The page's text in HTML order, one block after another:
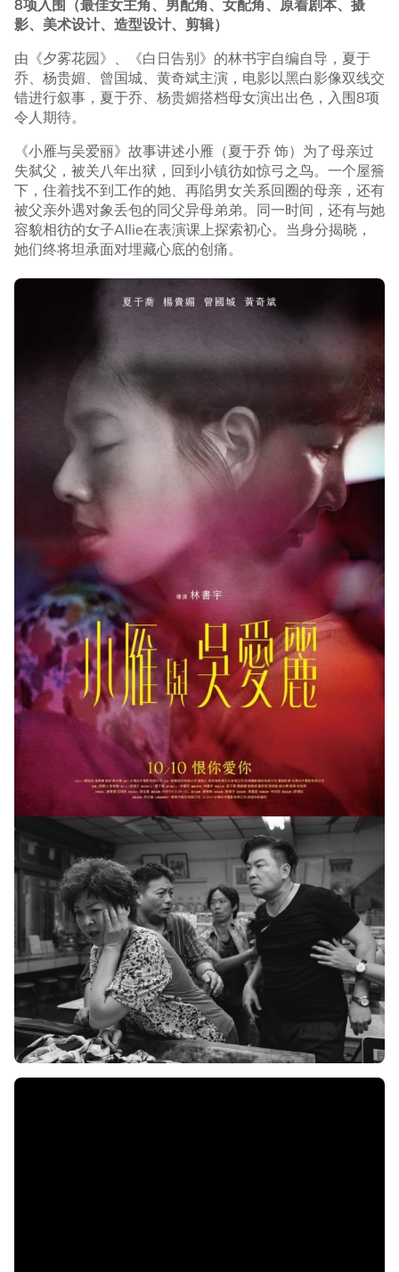
8项入围（最佳女主角、男配角、女配角、原着剧本、摄
影、美术设计、造型设计、剪辑）
由《夕雾花园》、《白日告别》的林书宇自编自导，夏于
乔、杨贵媚、曾国城、黄奇斌主演，电影以黑白影像双线交
错进行叙事，夏于乔、杨贵媚搭档母女演出出色，入围8项
令人期待。
《小雁与吴爱丽》故事讲述小雁（夏于乔 饰）为了母亲过
失弑父，被关八年出狱，回到小镇彷如惊弓之鸟。一个屋簷
下，住着找不到工作的她、再陷男女关系回圈的母亲，还有
被父亲外遇对象丢包的同父异母弟弟。同一时间，还有与她
容貌相彷的女子Allie在表演课上探索初心。当身分揭晓，
她们终将坦承面对埋藏心底的创痛。